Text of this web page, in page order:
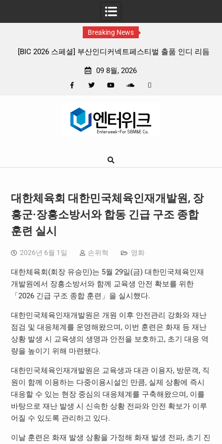
Breaking News
스티벌 출품 인디 리듬
판타지 케이팝 애니메이션 ‘고스트밴드’
09 8월, 2026
Google
대한체육회 대한민국체육인재개발원, 장
흥군·장흥소방서와 합동 긴급 구조 종합
훈련 실시
2026년 6월 1일 손위혁 영화
대한체육회(회장 유승민)는 5월 29일(금) 대한민국체육인재
개발원에서 장흥소방서와 함께 교육생 안전 확보를 위한
「2026 긴급 구조 종합 훈련」을 실시했다.
대한민국체육인재개발원은 개원 이후 안전관리 강화와 재난
점검 및 대응체계를 운영해왔으며, 이번 훈련은 화재 등 재난
상황 발생 시 교육생의 생명과 안전을 보호하고, 초기 대응 역
량을 높이기 위해 마련됐다.
대한민국체육인재개발원은 교육생과 대관 이용자, 방문객, 직
원이 함께 이용하는 다중이용시설인 만큼, 실제 상황에 즉시
대응할 수 있는 현장 중심의 대응체계를 구축해왔으며, 이를
바탕으로 재난 발생 시 신속한 상황 전파와 안전 확보가 이루
어질 수 있도록 관리하고 있다.
이날 훈련은 화재 발생 상황을 가정해 화재 발생 전파, 초기 진